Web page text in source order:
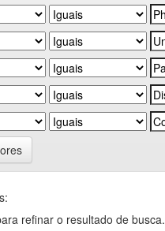
refinar o resultado de busca.